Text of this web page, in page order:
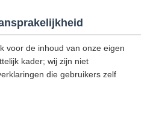
voor de inhoud van onze eigen
kader; wij zijn niet
die gebruikers zelf